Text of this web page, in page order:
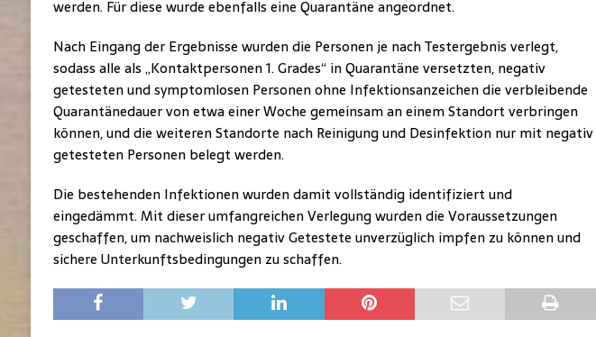
werden. Für diese wurde ebenfalls eine Quarantäne angeordnet.
Nach Eingang der Ergebnisse wurden die Personen je nach Testergebnis verlegt,
sodass alle als „Kontaktpersonen 1. Grades“ in Quarantäne versetzten, negativ
getesteten und symptomlosen Personen ohne Infektionsanzeichen die verbleibende
Quarantänedauer von etwa einer Woche gemeinsam an einem Standort verbringen
können, und die weiteren Standorte nach Reinigung und Desinfektion nur mit negativ
getesteten Personen belegt werden.
Die bestehenden Infektionen wurden damit vollständig identifiziert und
eingedämmt. Mit dieser umfangreichen Verlegung wurden die Voraussetzungen
geschaffen, um nachweislich negativ Getestete unverzüglich impfen zu können und
sichere Unterkunftsbedingungen zu schaffen.